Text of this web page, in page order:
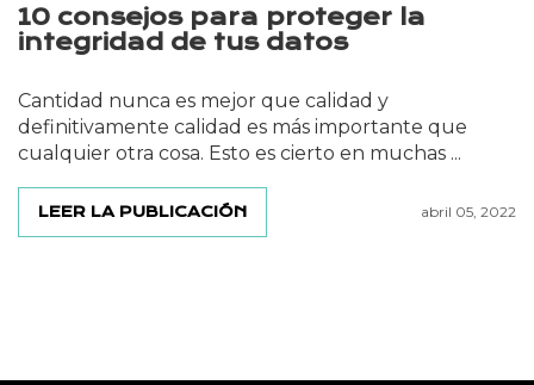
10 consejos para proteger la
integridad de tus datos
Cantidad nunca es mejor que calidad y
definitivamente calidad es más importante que
cualquier otra cosa. Esto es cierto en muchas ...
LEER LA PUBLICACIÓN abril 05, 2022